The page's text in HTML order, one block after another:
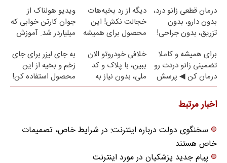
درمان قطعی زانو درد،
بدون دارو، بدون
تزریق، بدون جراحی!
دیگه از رد بخیه‌هات
خجالت نکش! این
محصول برای همیشه
ویدیو هولناک از
جوان کارتن خوابی که
میلیاردر شد. آموزش
برای همیشه و کاملا
تضمینی زانو دردت رو
درمان کن ◀ پرسش
نامه ▶
خلافی خودروتو الان
ببین، با پلاک و کد
ملی، بدون نیاز به
مراجعه حضوری
به جای لیزر برای جای
زخم و بخیه از این
محصول استفاده کن!
اخبار مرتبط
سخنگوی دولت درباره اینترنت: در شرایط خاص، تصمیمات
خاص هستند
پیام جدید پزشکیان در مورد اینترنت